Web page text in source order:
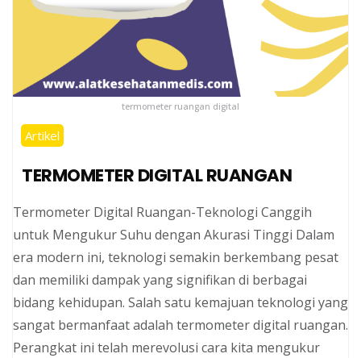
termometer ruangan digital
Artikel
TERMOMETER DIGITAL RUANGAN
Termometer Digital Ruangan-Teknologi Canggih
untuk Mengukur Suhu dengan Akurasi Tinggi Dalam
era modern ini, teknologi semakin berkembang pesat
dan memiliki dampak yang signifikan di berbagai
bidang kehidupan. Salah satu kemajuan teknologi yang
sangat bermanfaat adalah termometer digital ruangan.
Perangkat ini telah merevolusi cara kita mengukur